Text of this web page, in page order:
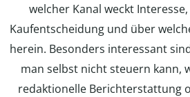
welcher Kanal weckt
Kaufentscheidung und über
herein. Besonders interessant
man selbst nicht steuern kann,
redaktionelle Berichterstattung